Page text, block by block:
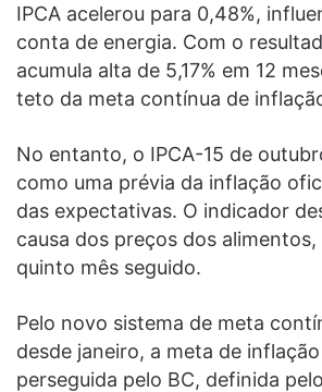
IPCA acelerou para 0,48%,
conta de energia. Com o
acumula alta de 5,17% em 12
teto da meta contínua de
No entanto, o IPCA-15 de
como uma prévia da inflação
das expectativas. O indicador
causa dos preços dos
quinto mês seguido.
Pelo novo sistema de meta
desde janeiro, a meta de
perseguida pelo BC, definida